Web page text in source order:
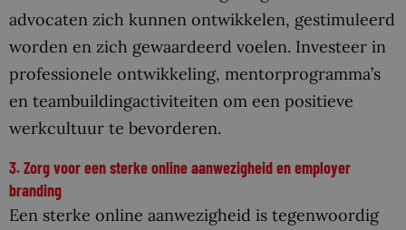
advocaten zich kunnen ontwikkelen, gestimuleerd
worden en zich gewaardeerd voelen. Investeer in
professionele ontwikkeling, mentorprogramma’s
en teambuildingactiviteiten om een positieve
werkcultuur te bevorderen.
3. Zorg voor een sterke online aanwezigheid en employer
branding
Een sterke online aanwezigheid is tegenwoordig